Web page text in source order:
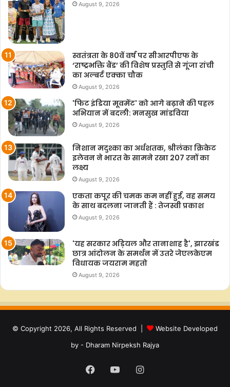
August 9, 2026
स्वतंत्रता के 80वें वर्ष पर सीआरपीएफ के
‘राष्ट्रभक्ति बैंड’ की विशेष प्रस्तुति से गूंजा रांची
का अल्बर्ट एक्का चौक
August 9, 2026
'फिट इंडिया मूवमेंट' को आगे बढ़ाने की पहल
अभियान में बदली: मनसुख मांडविया
August 9, 2026
निशान मदुश्का का अर्धशतक, श्रीलंका क्रिकेट
इलेवन ने भारत के सामने रखा 207 रनों का
लक्ष्य
August 9, 2026
एकता कपूर की चमक कम नहीं हुई, वह समय
के साथ बदलना जानती हैं : तेजस्वी प्रकाश
August 9, 2026
'यह सरकार अड़ियल और तानाशाह है', झारखंड
छात्र आंदोलन के समर्थन में उतरे जेएलकेएम
विधायक जयराम महतो
August 9, 2026
© Copyright 2026, All Rights Reserved |
Website Developed
by - Dharam Nirpeksh Rajya
Facebook
YouTubeInstagram